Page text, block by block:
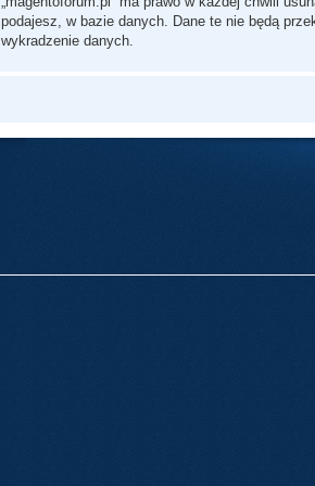
podajesz, w bazie danych. Dane te nie będą
wykradzenie danych.